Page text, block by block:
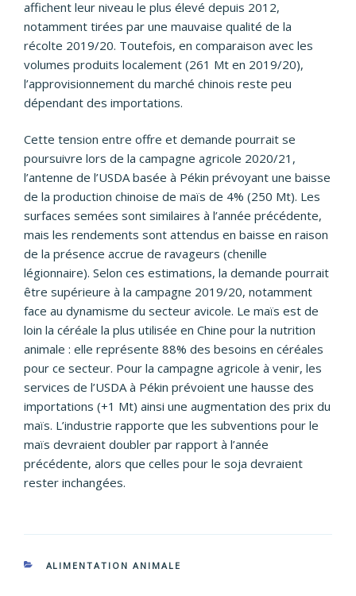
affichent leur niveau le plus élevé depuis 2012,
notamment tirées par une mauvaise qualité de la
récolte 2019/20. Toutefois, en comparaison avec les
volumes produits localement (261 Mt en 2019/20),
l’approvisionnement du marché chinois reste peu
dépendant des importations.
Cette tension entre offre et demande pourrait se
poursuivre lors de la campagne agricole 2020/21,
l’antenne de l’USDA basée à Pékin prévoyant une baisse
de la production chinoise de maïs de 4% (250 Mt). Les
surfaces semées sont similaires à l’année précédente,
mais les rendements sont attendus en baisse en raison
de la présence accrue de ravageurs (chenille
légionnaire). Selon ces estimations, la demande pourrait
être supérieure à la campagne 2019/20, notamment
face au dynamisme du secteur avicole. Le maïs est de
loin la céréale la plus utilisée en Chine pour la nutrition
animale : elle représente 88% des besoins en céréales
pour ce secteur. Pour la campagne agricole à venir, les
services de l’USDA à Pékin prévoient une hausse des
importations (+1 Mt) ainsi une augmentation des prix du
maïs. L’industrie rapporte que les subventions pour le
maïs devraient doubler par rapport à l’année
précédente, alors que celles pour le soja devraient
rester inchangées.
CATEGORIES
ALIMENTATION ANIMALE